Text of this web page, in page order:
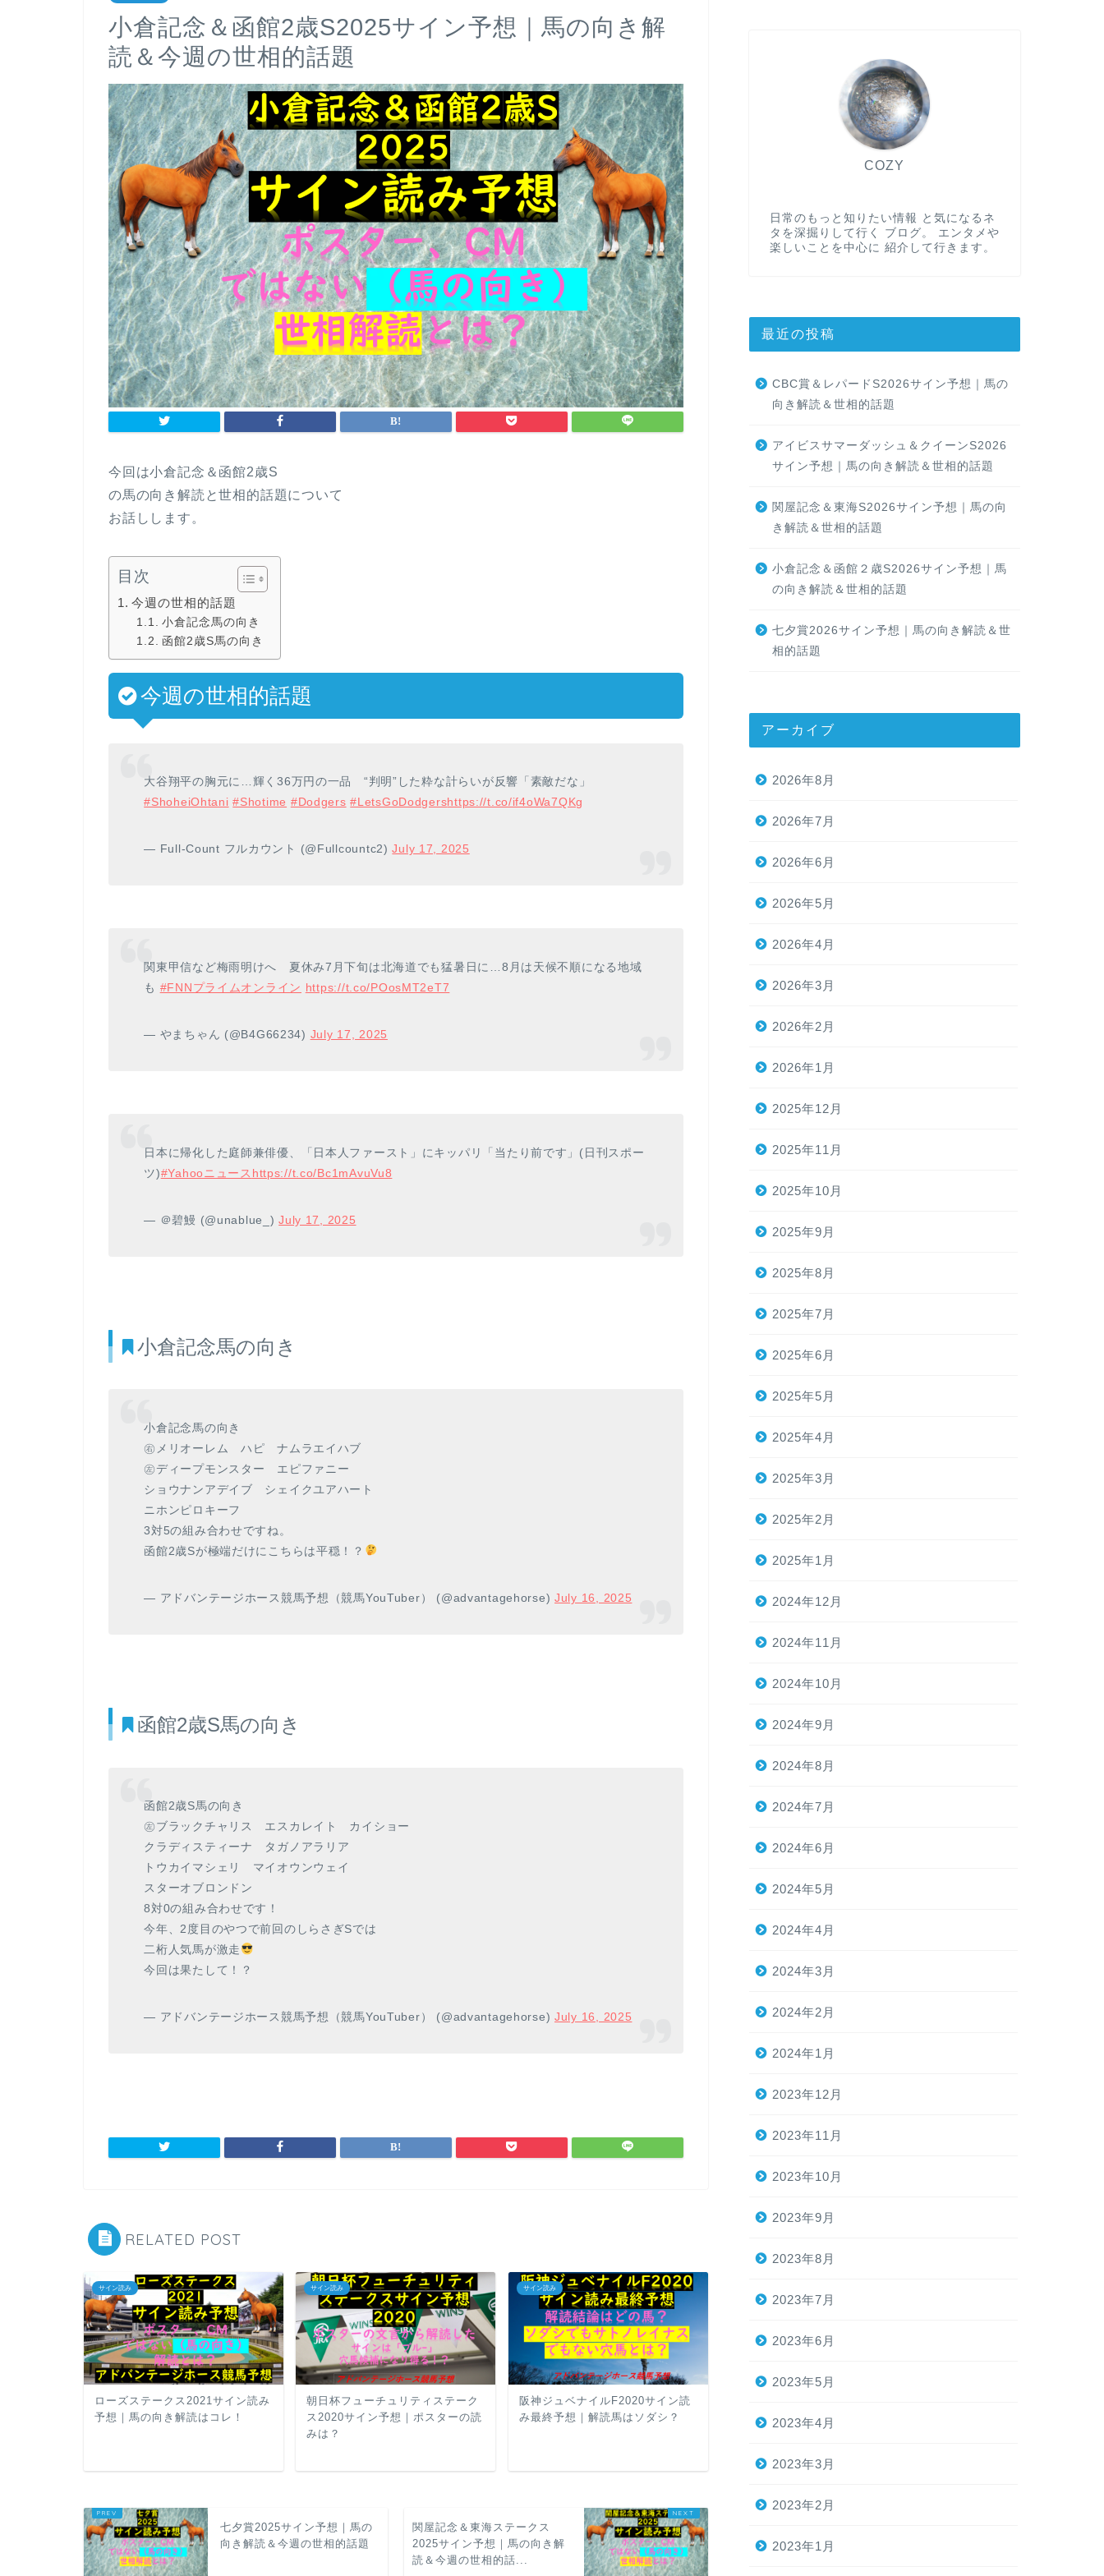
小倉記念＆函館2歳S2025サイン予想｜馬の向き解
読＆今週の世相的話題
今回は小倉記念＆函館2歳S
の馬の向き解読と世相的話題について
お話しします。
目次
今週の世相的話題
小倉記念馬の向き
函館2歳S馬の向き
今週の世相的話題
大谷翔平の胸元に…輝く36万円の一品 “判明”した粋な計らいが反響「素敵だな」
#ShoheiOhtani #Shotime #Dodgers #LetsGoDodgershttps://t.co/if4oWa7QKg
— Full-Count フルカウント (@Fullcountc2)July 17, 2025
関東甲信など梅雨明けへ 夏休み7月下旬は北海道でも猛暑日に…8月は天候不順になる地域
も #FNNプライムオンライン https://t.co/POosMT2eT7
— やまちゃん (@B4G66234) July 17, 2025
日本に帰化した庭師兼俳優、「日本人ファースト」にキッパリ「当たり前です」(日刊スポー
ツ)#Yahooニュース https://t.co/Bc1mAvuVu8
— ＠碧鰻 (@unablue_)July 17, 2025
小倉記念馬の向き
小倉記念馬の向き
㊨メリオーレム ハピ ナムラエイハブ
㊧ディープモンスター エピファニー
ショウナンアデイブ シェイクユアハート
ニホンピロキーフ
3対5の組み合わせですね。
函館2歳Sが極端だけにこちらは平穏！？
— アドバンテージホース競馬予想（競馬YouTuber） (@advantagehorse)July 16, 2025
函館2歳S馬の向き
函館2歳S馬の向き
㊧ブラックチャリス エスカレイト カイショー
クラディスティーナ タガノアラリア
トウカイマシェリ マイオウンウェイ
スターオブロンドン
8対0の組み合わせです！
今年、2度目のやつで前回のしらさぎSでは
二桁人気馬が激走
今回は果たして！？
— アドバンテージホース競馬予想（競馬YouTuber） (@advantagehorse)July 16, 2025
RELATED POST
サイン読み
ローズステークス2021サイン読み
予想｜馬の向き解読はコレ！
サイン読み
朝日杯フューチュリティステーク
ス2020サイン予想｜ポスターの読
みは？
サイン読み
阪神ジュベナイルF2020サイン読
み最終予想｜解読馬はソダシ？
七夕賞2025サイン予想｜馬の
向き解読＆今週の世相的話題
関屋記念＆東海ステークス
2025サイン予想｜馬の向き解
読＆今週の世相的話...
COZY
日常のもっと知りたい情報 と気になるネ
タを深掘りして行く ブログ。 エンタメや
楽しいことを中心に 紹介して行きます。
最近の投稿
CBC賞＆レパードS2026サイン予想｜馬の
向き解読＆世相的話題
アイビスサマーダッシュ＆クイーンS2026
サイン予想｜馬の向き解読＆世相的話題
関屋記念＆東海S2026サイン予想｜馬の向
き解読＆世相的話題
小倉記念＆函館２歳S2026サイン予想｜馬
の向き解読＆世相的話題
七夕賞2026サイン予想｜馬の向き解読＆世
相的話題
アーカイブ
2026年8月
2026年7月
2026年6月
2026年5月
2026年4月
2026年3月
2026年2月
2026年1月
2025年12月
2025年11月
2025年10月
2025年9月
2025年8月
2025年7月
2025年6月
2025年5月
2025年4月
2025年3月
2025年2月
2025年1月
2024年12月
2024年11月
2024年10月
2024年9月
2024年8月
2024年7月
2024年6月
2024年5月
2024年4月
2024年3月
2024年2月
2024年1月
2023年12月
2023年11月
2023年10月
2023年9月
2023年8月
2023年7月
2023年6月
2023年5月
2023年4月
2023年3月
2023年2月
2023年1月